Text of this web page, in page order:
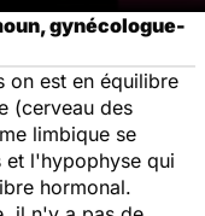
gynécologue-
on est en équilibre
(cerveau des
limbique se
et l'hypophyse qui
hormonal.